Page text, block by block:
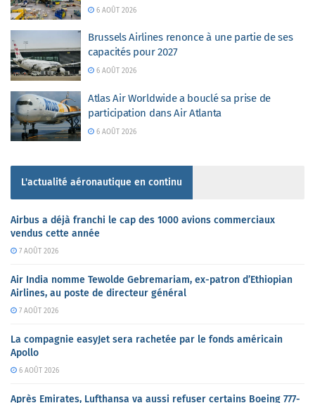
6 AOÛT 2026
Brussels Airlines renonce à une partie de ses
capacités pour 2027
6 AOÛT 2026
Atlas Air Worldwide a bouclé sa prise de
participation dans Air Atlanta
6 AOÛT 2026
L'actualité aéronautique en continu
Airbus a déjà franchi le cap des 1000 avions commerciaux
vendus cette année
7 AOÛT 2026
Air India nomme Tewolde Gebremariam, ex-patron d’Ethiopian
Airlines, au poste de directeur général
7 AOÛT 2026
La compagnie easyJet sera rachetée par le fonds américain
Apollo
6 AOÛT 2026
Après Emirates, Lufthansa va aussi refuser certains Boeing 777-